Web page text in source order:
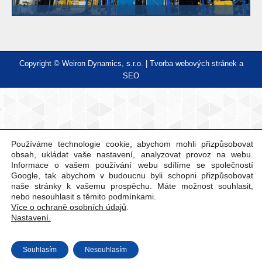
Copyright © Weiron Dynamics, s.r.o. | Tvorba webových stráneka
SEO
Používáme technologie cookie, abychom mohli přizpůsobovat
obsah, ukládat vaše nastavení, analyzovat provoz na webu.
Informace o vašem používání webu sdílíme se společností
Google, tak abychom v budoucnu byli schopni přizpůsobovat
naše stránky k vašemu prospěchu. Máte možnost souhlasit,
nebo nesouhlasit s těmito podmínkami.
Více o ochraně osobních údajů
Nastavení.
Souhlasím Nesouhlasím